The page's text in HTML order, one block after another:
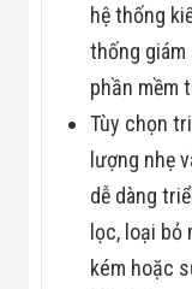
hệ thống
thống giám
phần mềm
Tùy chọn
lượng nhẹ
dễ dàng
lọc, loại bỏ
kém hoặc